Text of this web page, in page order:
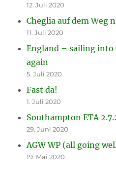
12. Juli 2020
Cheglia auf dem Weg
11. Juli 2020
England – sailing into
again
5. Juli 2020
Fast da!
1. Juli 2020
Southampton ETA
29. Juni 2020
AGW WP (all going
19. Mai 2020